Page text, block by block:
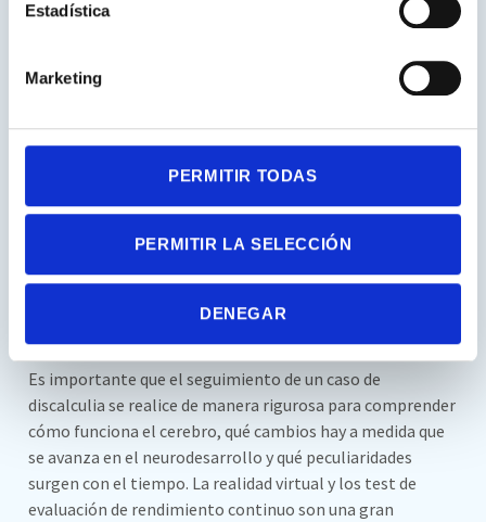
Estadística
Marketing
PERMITIR TODAS
PERMITIR LA SELECCIÓN
DENEGAR
numéricas, como la administración del tiempo y el
Programas y recursos para
adolescentes y adultos
Cursos de matemáticas adaptativos
que se ajustan al ritmo y nivel del estudiante,
proporcionando un apoyo continuo y adaptado.
Evaluación completa y
Es importante que el seguimiento de un caso de
discalculia se realice de manera rigurosa para comprender
cómo funciona el cerebro, qué cambios hay a medida que
se avanza en el neurodesarrollo y qué peculiaridades
surgen con el tiempo. La realidad virtual y los test de
evaluación de rendimiento continuo son una gran